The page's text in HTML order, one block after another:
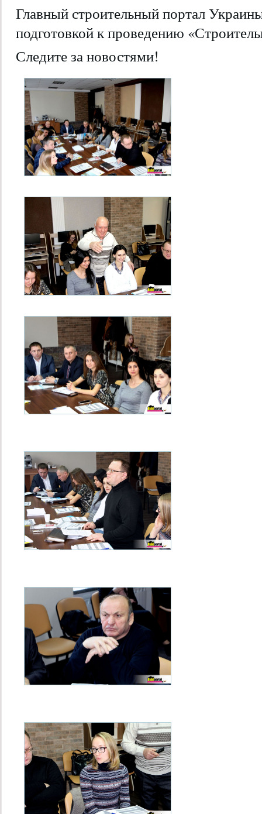
Главный строительный портал
подготовкой к проведению
Следите за новостями!